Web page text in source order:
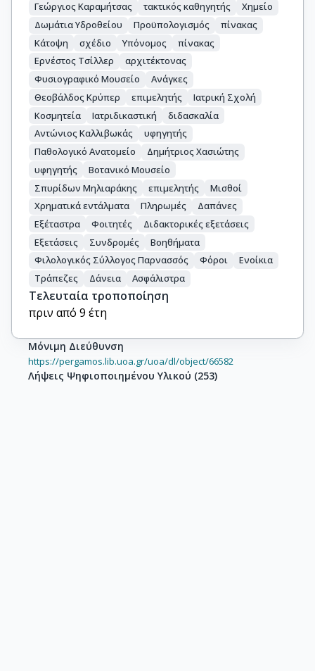
Γεώργιος Καραμήτσας
τακτικός καθηγητής
Χημείο
Δωμάτια Υδροθείου
Προϋπολογισμός
πίνακας
Κάτοψη
σχέδιο Υπόνομος
πίνακας
Ερνέστος Τσίλλερ
αρχιτέκτονας
Φυσιογραφικό Μουσείο
Ανάγκες
Θεοβάλδος Κρύπερ
επιμελητής
Ιατρική Σχολή
Κοσμητεία
Ιατριδικαστική
διδασκαλία
Αντώνιος Καλλιβωκάς
υφηγητής
Παθολογικό Ανατομείο
Δημήτριος Χασιώτης
υφηγητής
Βοτανικό Μουσείο
Σπυρίδων Μηλιαράκης
επιμελητής
Μισθοί
Χρηματικά εντάλματα
Πληρωμές
Δαπάνες
Εξέταστρα
Φοιτητές
Διδακτορικές εξετάσεις
Εξετάσεις
Συνδρομές
Βοηθήματα
Φιλολογικός Σύλλογος Παρνασσός
Φόροι
Ενοίκια
Τράπεζες
Δάνεια Ασφάλιστρα
Τελευταία τροποποίηση
πριν από 9 έτη
Μόνιμη Διεύθυνση
https://pergamos.lib.uoa.gr/uoa/dl/object/66582
Λήψεις Ψηφιοποιημένου Υλικού (253)